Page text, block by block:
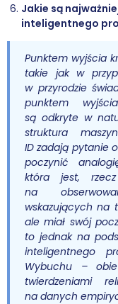
Jakie są
inteligentnego
Punktem wyjścia
takie jak w
w przyrodzie
punktem
są odkryte w
struktura
ID zadają pytanie
poczynić
która jest,
na
wskazujących na
ale miał swój
to jednak na
inteligentnego
Wybuchu –
twierdzeniami
na danych